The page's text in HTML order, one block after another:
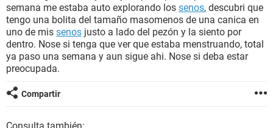
SEXUALIDAD
GLOSARIO
semana me estaba auto explorando los senos, descubri que
tengo una bolita del tamaño masomenos de una canica en
uno de mis senos justo a lado del pezón y la siento por
dentro. Nose si tenga que ver que estaba menstruando, total
ya paso una semana y aun sigue ahi. Nose si deba estar
preocupada.
Compartir